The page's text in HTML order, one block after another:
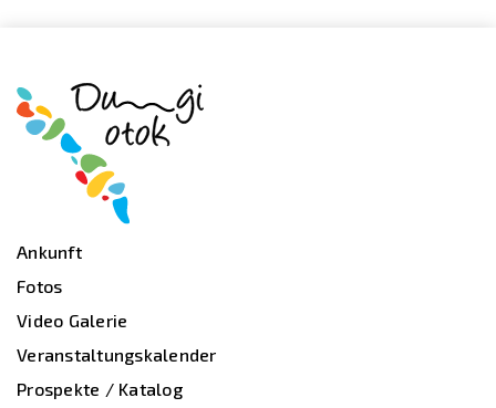
Ankunft
Fotos
Video Galerie
Veranstaltungskalender
Prospekte / Katalog